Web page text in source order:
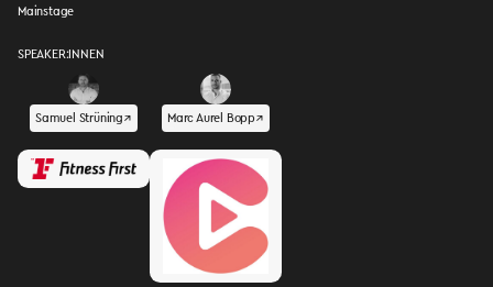
Mainstage
SPEAKER:INNEN
Samuel Strüning↗︎ Marc Aurel Bopp↗︎